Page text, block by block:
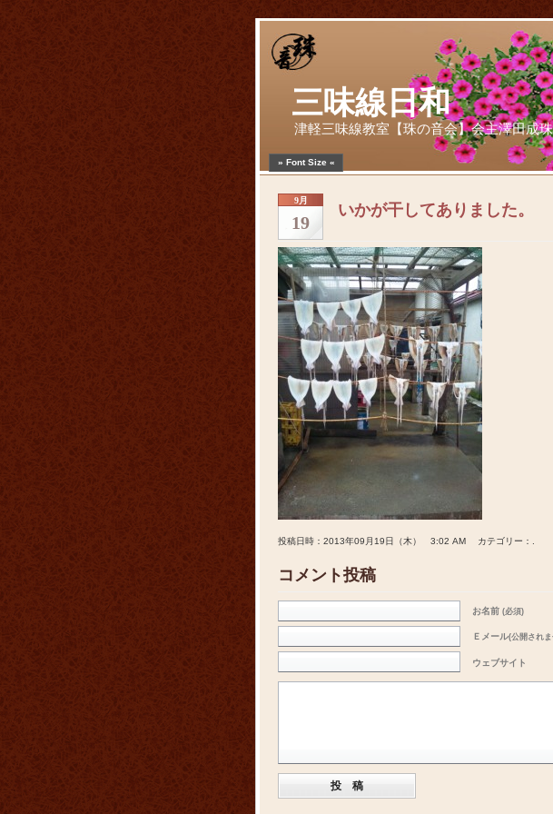
三味線日和
津軽三味線教室【珠の音会】会主澤田成
» Font Size «
9月
19
いかが干してありました。
投稿日時：2013年09月19日（木） 3:02 AM カテゴリー：.
コメント投稿
お名前 (必須)
Ｅメール(公開され
ウェブサイト